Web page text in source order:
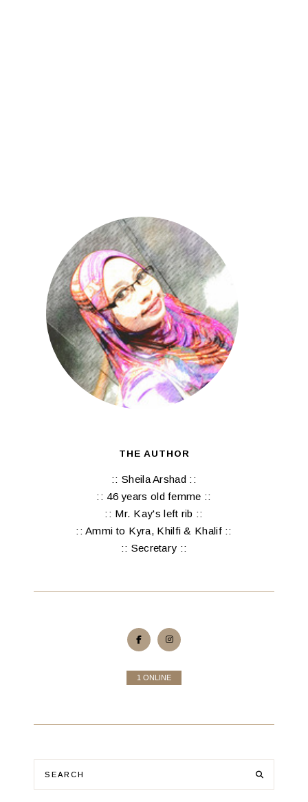
THE AUTHOR
:: Sheila Arshad ::
:: 46 years old femme ::
:: Mr. Kay's left rib ::
:: Ammi to Kyra, Khilfi & Khalif ::
:: Secretary ::
1 ONLINE